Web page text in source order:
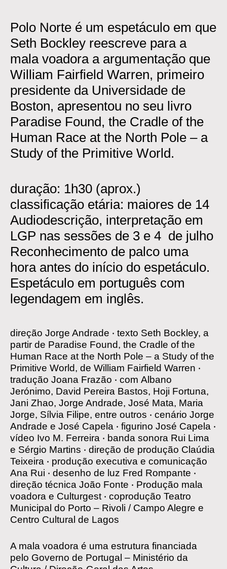
Polo Norte é um espetáculo em que
Seth Bockley reescreve para a
mala voadora a argumentação que
William Fairfield Warren, primeiro
presidente da Universidade de
Boston, apresentou no seu livro
Paradise Found, the Cradle of the
Human Race at the North Pole – a
Study of the Primitive World.
duração: 1h30 (aprox.)
classificação etária: maiores de 14
Audiodescrição, interpretação em
LGP nas sessões de 3 e 4 de julho
Reconhecimento de palco uma
hora antes do início do espetáculo.
Espetáculo em português com
legendagem em inglês.
direção Jorge Andrade ‧ texto Seth Bockley, a
partir de Paradise Found, the Cradle of the
Human Race at the North Pole – a Study of the
Primitive World, de William Fairfield Warren ‧
tradução Joana Frazão ‧ com Albano
Jerónimo, David Pereira Bastos, Hoji Fortuna,
Jani Zhao, Jorge Andrade, José Mata, Maria
Jorge, Sílvia Filipe, entre outros ‧ cenário Jorge
Andrade e José Capela ‧ figurino José Capela ‧
vídeo Ivo M. Ferreira ‧ banda sonora Rui Lima
e Sérgio Martins ‧ direção de produção Claúdia
Teixeira ‧ produção executiva e comunicação
Ana Rui ‧ desenho de luz Fred Rompante ‧
direção técnica João Fonte ‧ Produção mala
voadora e Culturgest ‧ coprodução Teatro
Municipal do Porto – Rivoli / Campo Alegre e
Centro Cultural de Lagos
A mala voadora é uma estrutura financiada
pelo Governo de Portugal – Ministério da